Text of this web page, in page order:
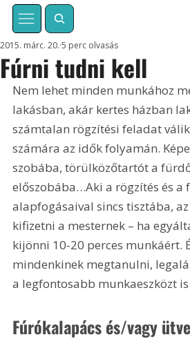
Fúrni tudni kell
2015. márc. 20. 5 perc olvasás
Nem lehet minden munkához
lakásban, akár kertes házban
számtalan rögzítési feladat válik
számára az idők folyamán.
szobába, törülközőtartót a
előszobába…Aki a rögzítés és a
alapfogásaival sincs tisztába,
kifizetni a mesternek – ha
kijönni 10-20 perces munkáért.
mindenkinek megtanulni,
a legfontosabb munkaeszközt
Fúrókalapács és/vagy